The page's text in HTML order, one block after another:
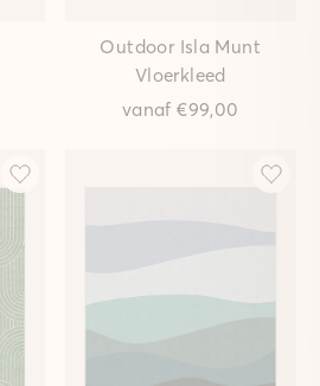
Outdoor Isla Munt
Vloerkleed
vanaf€99,00